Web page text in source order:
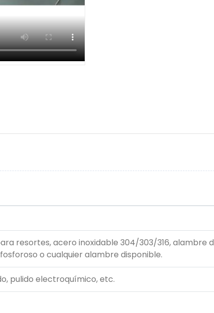
resortes, acero inoxidable 304/303/316, alambre
o cualquier alambre disponible.
pulido electroquímico, etc.